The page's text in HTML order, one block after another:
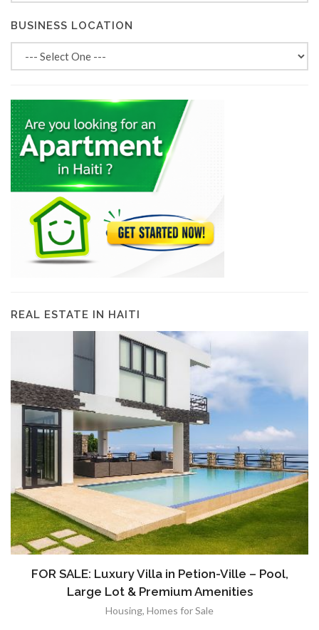
BUSINESS LOCATION
REAL ESTATE IN HAITI
FOR SALE: Luxury Villa in Petion-Ville – Pool,
Large Lot & Premium Amenities
Housing, Homes for Sale